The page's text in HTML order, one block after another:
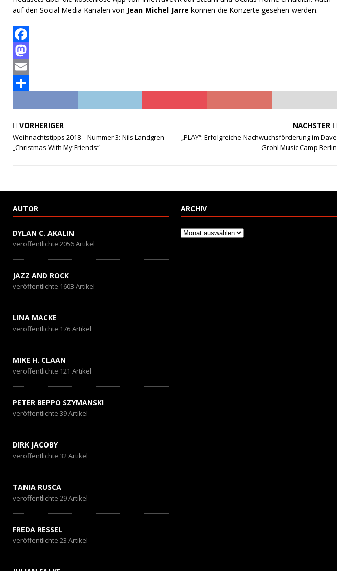
auf den Social Media Kanälen von Jean Michel Jarre können die Konzerte gesehen werden.
F
a
o
M
a
d
E
ll
VORHERIGER
Weihnachtstipps 2018 – Nummer 3: Nils Landgren
„Christmas With My Friends“
NÄCHSTER
„PLAY“: Erfolgreiche Nachwuchsförderung im Dave
Grohl Music Camp Berlin
AUTOR
DYLAN C. AKALIN
veröffentlichte 2056 Artikel
JAZZ AND ROCK
veröffentlichte 1603 Artikel
LINA MACKE
veröffentlichte 176 Artikel
MIKE H. CLAAN
veröffentlichte 121 Artikel
PETER BEPPO SZYMANSKI
veröffentlichte 39 Artikel
DIRK JACOBY
veröffentlichte 32 Artikel
TANIA RUSCA
veröffentlichte 29 Artikel
FREDA RESSEL
veröffentlichte 23 Artikel
ARCHIV
Archiv